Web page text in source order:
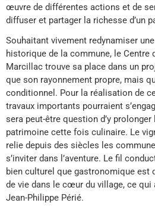
œuvre de différentes actions et de
diffuser et partager la richesse d’un
Souhaitant vivement redynamiser
historique de la commune, le Centre
Marcillac trouve sa place dans un
que son rayonnement propre, mais
conditionnel. Pour la réalisation de
travaux importants pourraient
sera peut-être question d’y
patrimoine cette fois culinaire. Le
relie depuis des siècles les
s’inviter dans l’aventure. Le fil
bien culturel que gastronomique est
de vie dans le cœur du village, ce qui
Jean-Philippe Périé.